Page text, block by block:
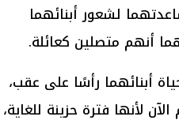
لشعور أبنائهما
أنهم متصلين كعائلة.
أبنائهما رأسًا على عقب،
لأنها فترة حزينة للغاية،